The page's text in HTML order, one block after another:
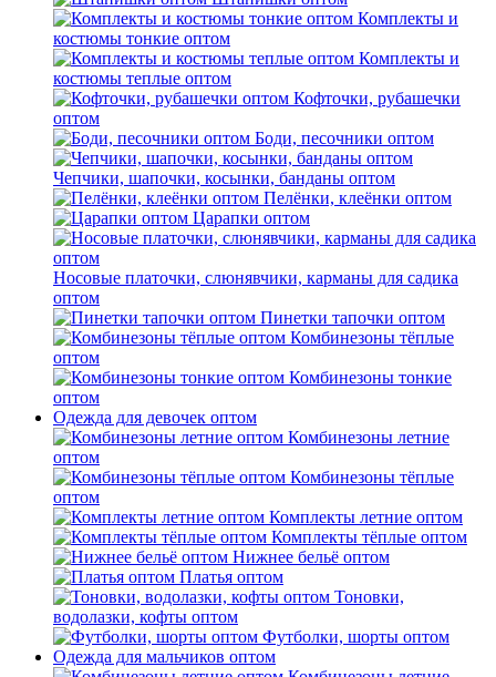
Комплекты и
костюмы тонкие оптом
Комплекты и
костюмы теплые оптом
Кофточки, рубашечки
оптом
Боди, песочники оптом
Чепчики, шапочки, косынки, банданы оптом
Пелёнки, клеёнки оптом
Царапки оптом
Носовые платочки, слюнявчики, карманы для садика
оптом
Пинетки тапочки оптом
Комбинезоны тёплые
оптом
Комбинезоны тонкие
оптом
Одежда для девочек оптом
Комбинезоны летние
оптом
Комбинезоны тёплые
оптом
Комплекты летние оптом
Комплекты тёплые оптом
Нижнее бельё оптом
Платья оптом
Тоновки,
водолазки, кофты оптом
Футболки, шорты оптом
Одежда для мальчиков оптом